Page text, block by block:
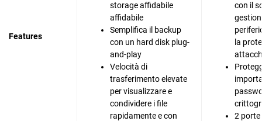
Features
storage affidabile
affidabile
Semplifica il backup
con un hard disk plug-
and-play
Velocità di
trasferimento elevate
per visualizzare e
condividere i file
rapidamente e con
con il
la
2 porte